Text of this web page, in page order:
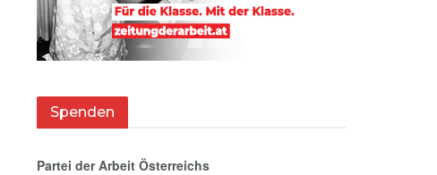
Spenden
Partei der Arbeit Österreichs